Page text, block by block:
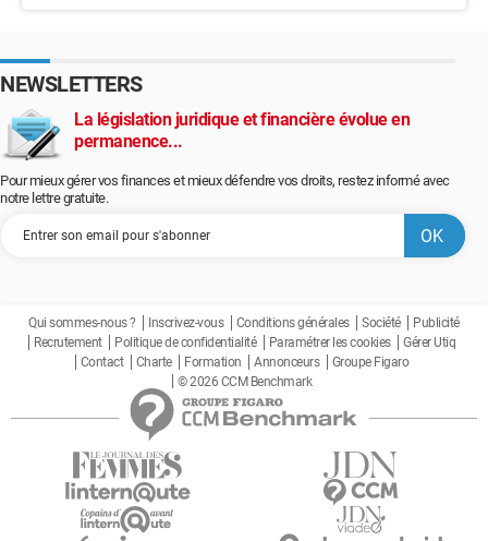
NEWSLETTERS
La législation juridique et financière évolue en
permanence...
Pour mieux gérer vos finances et mieux défendre vos droits, restez informé avec
notre lettre gratuite.
Qui sommes-nous ? Inscrivez-vous Conditions générales Société
Publicité
Recrutement
Politique de confidentialité Paramétrer les cookies
Gérer Utiq
Contact
Charte Formation Annonceurs
Groupe Figaro
© 2026 CCM Benchmark